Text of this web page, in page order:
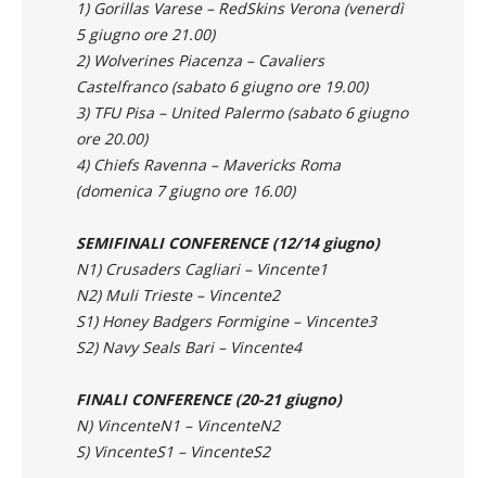
1) Gorillas Varese – RedSkins Verona (venerdì
5 giugno ore 21.00)
2) Wolverines Piacenza – Cavaliers
Castelfranco (sabato 6 giugno ore 19.00)
3) TFU Pisa – United Palermo (sabato 6 giugno
ore 20.00)
4) Chiefs Ravenna – Mavericks Roma
(domenica 7 giugno ore 16.00)
SEMIFINALI CONFERENCE (12/14 giugno)
N1) Crusaders Cagliari – Vincente1
N2) Muli Trieste – Vincente2
S1) Honey Badgers Formigine – Vincente3
S2) Navy Seals Bari – Vincente4
FINALI CONFERENCE (20-21 giugno)
N) VincenteN1 – VincenteN2
S) VincenteS1 – VincenteS2